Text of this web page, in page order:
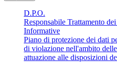
D.P.O.
Responsabile Trattamento
Informative
Piano di protezione dei dati
di violazione nell'ambito
attuazione alle disposizioni